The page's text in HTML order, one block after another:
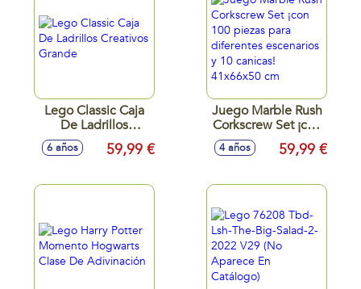
Lego Classic Caja
De Ladrillos
Creativos Grande
6 años 59,99 €
Juego Marble Rush
Corkscrew Set ¡con
100 piezas para
diferentes
canicas! 41x66x50
4 años 59,99 €